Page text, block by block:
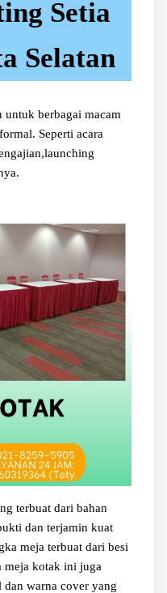
Setia
Selatan
berbagai macam
Seperti acara
terbuat dari bahan
dan terjamin kuat
meja terbuat dari besi
meja kotak ini juga
dan warna cover yang